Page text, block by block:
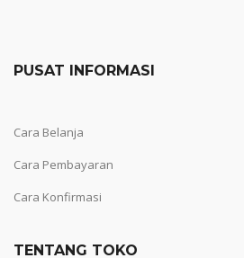
PUSAT INFORMASI
Cara Belanja
Cara Pembayaran
Cara Konfirmasi
TENTANG TOKO